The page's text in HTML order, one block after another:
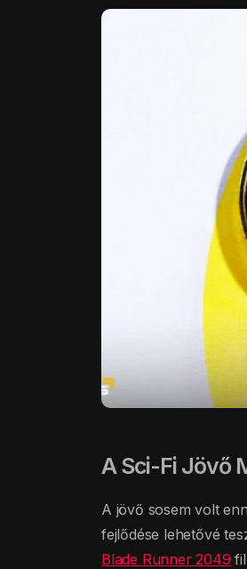
A Sci-Fi Jövő
A jövő sosem volt
fejlődése lehetővé
Blade Runner 2049